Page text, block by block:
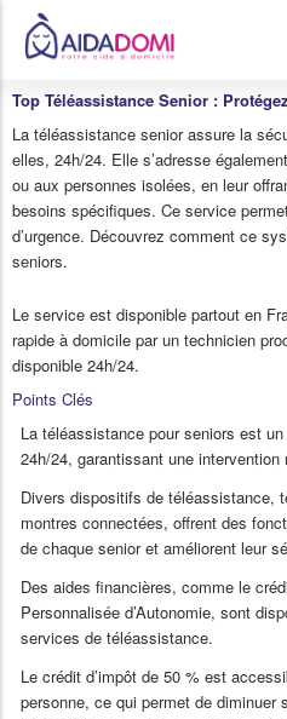
Ménage à domicile &
Garde d’enfants
Jardinage & Bricolage
Aide aux personnes âgées
Téléassistance
Top Téléassistance Senior :
La téléassistance senior assure la
elles, 24h/24. Elle s’adresse
ou aux personnes isolées, en leur
besoins spécifiques. Ce service
d’urgence. Découvrez comment ce
seniors.
Le service est disponible partout en
rapide à domicile par un technicien
disponible 24h/24.
Points Clés
La téléassistance pour seniors est
24h/24, garantissant une intervention
Divers dispositifs de téléassistance,
montres connectées, offrent des
de chaque senior et améliorent leur
Des aides financières, comme le
Personnalisée d’Autonomie, sont
services de téléassistance.
Le crédit d’impôt de 50 % est
personne, ce qui permet de